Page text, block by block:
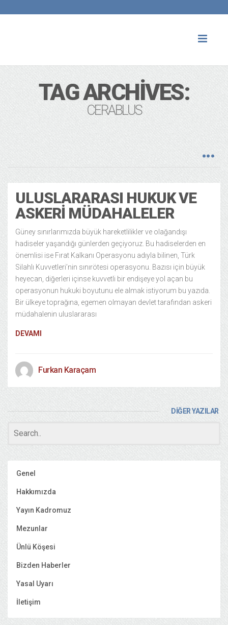
TAG ARCHIVES:
CERABLUS
ULUSLARARASI HUKUK VE
ASKERI MÜDAHALELER
Güney sınırlarımızda büyük hareketlilikler ve olağandışı
hadiseler yaşandığı günlerden geçiyoruz. Bu hadiselerden en
önemlisi ise Fırat Kalkanı Operasyonu adıyla bilinen, Türk
Silahlı Kuvvetleri’nin sınırötesi operasyonu. Bazısı için büyük
heyecan, diğerleri içinse kuvvetli bir endişeye yol açan bu
operasyonun hukuki boyutunu ele almak istiyorum bu yazıda.
Bir ülkeye toprağına, egemen olmayan devlet tarafından askeri
müdahalenin uluslararası
DEVAMI
Furkan Karaçam
DİĞER YAZILAR
Genel
Hakkımızda
Yayın Kadromuz
Mezunlar
Ünlü Köşesi
Bizden Haberler
Yasal Uyarı
İletişim